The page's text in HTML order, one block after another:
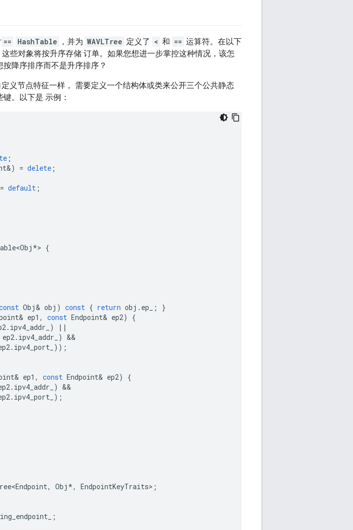
== HashTable ，并为 WAVLTree 定义了 < 和 == 运算符。在以下
这些对象将按升序存储 订单。如果您想进一步掌控这种情况，该怎
降序排序而不是升序排序？
义节点特征一样， 需要定义一个结构体或类来公开三个公共静态
。以下是 示例：
;
&) = delete ;
= default ;
*> {
Obj& obj ) const { return obj . ep_ ;
}
& ep1 , const Endpoint& ep2)
{
. ipv4_addr_ )
||
ep2. ipv4_addr_ )
. ipv4_port_ ));
& ep1 , const Endpoint& ep2)
{
. ipv4_addr_ )
. ipv4_port_ );
, Obj *, EndpointKeyTraits> ;
;